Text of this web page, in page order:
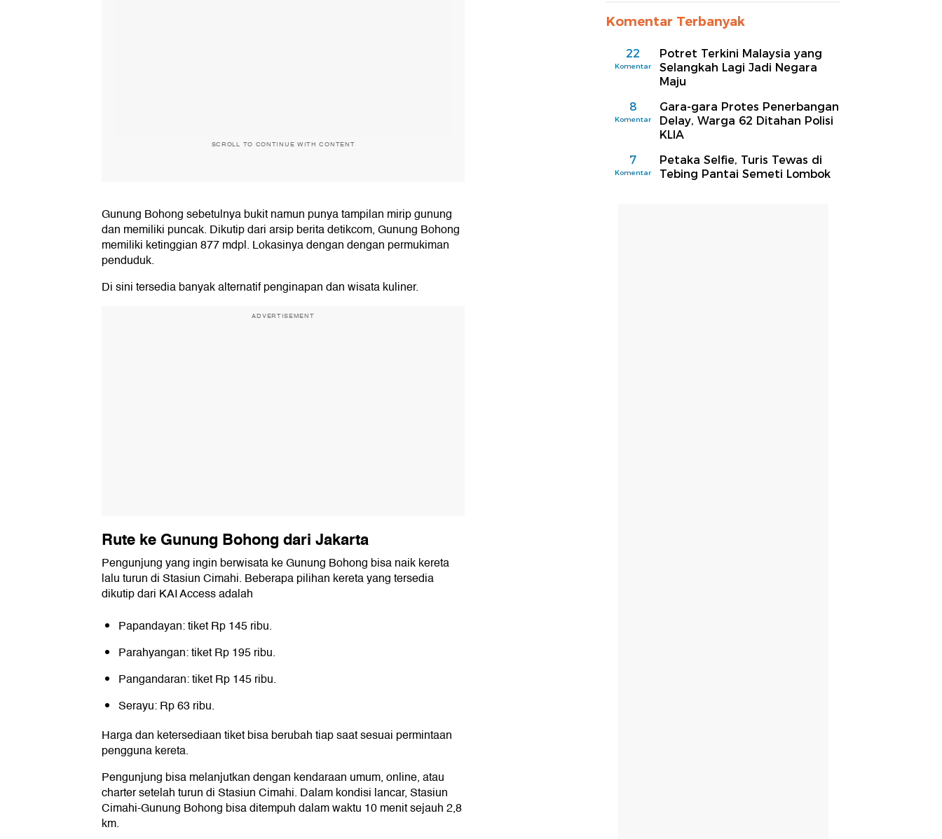
SCROLL TO CONTINUE WITH CONTENT
Gunung Bohong sebetulnya bukit namun punya tampilan mirip gunung
dan memiliki puncak. Dikutip dari arsip berita detikcom, Gunung Bohong
memiliki ketinggian 877 mdpl. Lokasinya dengan dengan permukiman
penduduk.
Di sini tersedia banyak alternatif penginapan dan wisata kuliner.
ADVERTISEMENT
Rute ke Gunung Bohong dari Jakarta
Pengunjung yang ingin berwisata ke Gunung Bohong bisa naik kereta
lalu turun di Stasiun Cimahi. Beberapa pilihan kereta yang tersedia
dikutip dari KAI Access adalah
Papandayan: tiket Rp 145 ribu.
Parahyangan: tiket Rp 195 ribu.
Pangandaran: tiket Rp 145 ribu.
Serayu: Rp 63 ribu.
Harga dan ketersediaan tiket bisa berubah tiap saat sesuai permintaan
pengguna kereta.
Pengunjung bisa melanjutkan dengan kendaraan umum, online, atau
charter setelah turun di Stasiun Cimahi. Dalam kondisi lancar, Stasiun
Cimahi-Gunung Bohong bisa ditempuh dalam waktu 10 menit sejauh 2,8
km.
Komentar Terbanyak
22
Komentar
Potret Terkini Malaysia yang
Selangkah Lagi Jadi Negara
Maju
8
Komentar
Gara-gara Protes Penerbangan
Delay, Warga 62 Ditahan Polisi
KLIA
7
Komentar
Petaka Selfie, Turis Tewas di
Tebing Pantai Semeti Lombok